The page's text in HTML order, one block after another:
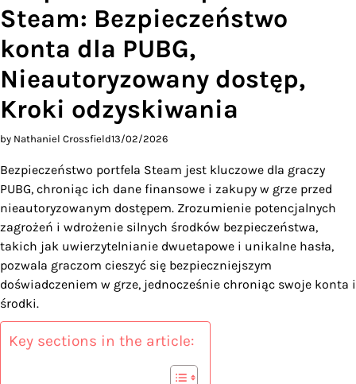
Steam: Bezpieczeństwo
konta dla PUBG,
Nieautoryzowany dostęp,
Kroki odzyskiwania
by Nathaniel Crossfield13/02/2026
Bezpieczeństwo portfela Steam jest kluczowe dla graczy
PUBG, chroniąc ich dane finansowe i zakupy w grze przed
nieautoryzowanym dostępem. Zrozumienie potencjalnych
zagrożeń i wdrożenie silnych środków bezpieczeństwa,
takich jak uwierzytelnianie dwuetapowe i unikalne hasła,
pozwala graczom cieszyć się bezpieczniejszym
doświadczeniem w grze, jednocześnie chroniąc swoje konta i
środki.
Key sections in the article: